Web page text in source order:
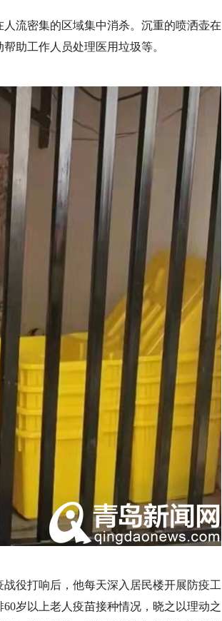
流密集的区域集中消杀。沉重的喷洒壶在
助工作人员处理医用垃圾等。
役打响后，他每天深入居民楼开展防疫工
岁以上老人疫苗接种情况，晓之以理动之